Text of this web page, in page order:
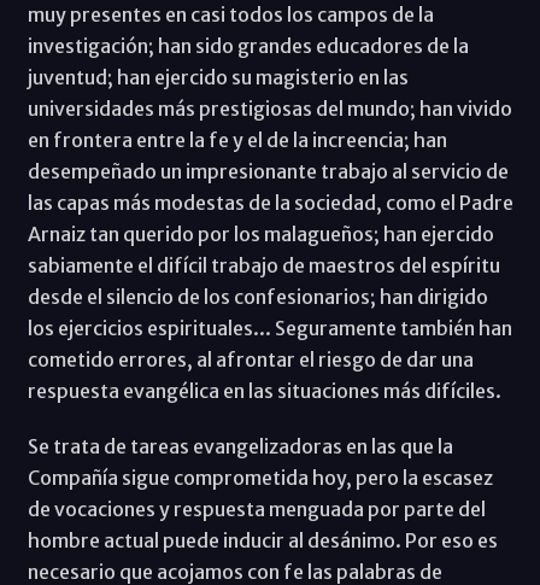
muy presentes en casi todos los campos de la
investigación; han sido grandes educadores de la
juventud; han ejercido su magisterio en las
universidades más prestigiosas del mundo; han vivido
en frontera entre la fe y el de la increencia; han
desempeñado un impresionante trabajo al servicio de
las capas más modestas de la sociedad, como el Padre
Arnaiz tan querido por los malagueños; han ejercido
sabiamente el difícil trabajo de maestros del espíritu
desde el silencio de los confesionarios; han dirigido
los ejercicios espirituales... Seguramente también han
cometido errores, al afrontar el riesgo de dar una
respuesta evangélica en las situaciones más difíciles.
Se trata de tareas evangelizadoras en las que la
Compañía sigue comprometida hoy, pero la escasez
de vocaciones y respuesta menguada por parte del
hombre actual puede inducir al desánimo. Por eso es
necesario que acojamos con fe las palabras de